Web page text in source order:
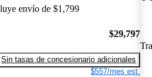
envío de $1,799
$29,797
Sin tasas de concesionario adicionales
$557/mes est.